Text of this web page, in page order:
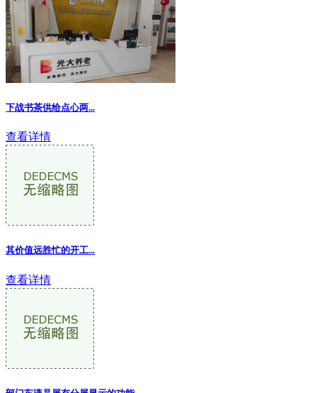
下战书茶供给点心两...
查看详情
其价值远胜忙的开工...
查看详情